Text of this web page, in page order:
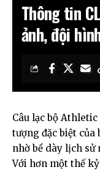
Thông tin
ảnh, đội
Câu lạc bộ
tượng đặc biệt của
nhờ bề dày lịch sử
Với hơn một thế